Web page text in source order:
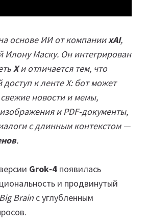
основе ИИ от компанииxAI,
Маску. Он интегрирован
Xи отличается тем, что
к ленте X: бот может
новости и мемы,
и PDF-документы,
с длинным контекстом —
.
Grok‑4 появилась
и продвинутый
Big Brain с углубленным